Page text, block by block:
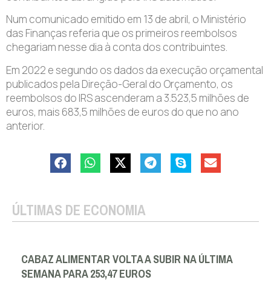
Num comunicado emitido em 13 de abril, o Ministério
das Finanças referia que os primeiros reembolsos
chegariam nesse dia à conta dos contribuintes.
Em 2022 e segundo os dados da execução orçamental
publicados pela Direção-Geral do Orçamento, os
reembolsos do IRS ascenderam a 3.523,5 milhões de
euros, mais 683,5 milhões de euros do que no ano
anterior.
ÚLTIMAS DE ECONOMIA
CABAZ ALIMENTAR VOLTA A SUBIR NA ÚLTIMA
SEMANA PARA 253,47 EUROS